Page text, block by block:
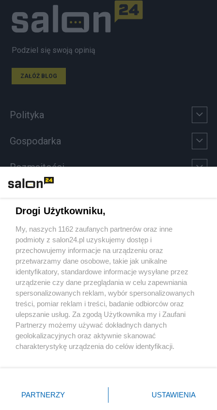
Podziel się swoją opinią
ZAŁÓŻ BLOG
Polityka
Gospodarka
Rozmaitości
Sport
Społeczeństwo
Kultura
X Facebook Instagram Youtube
Drogi Użytkowniku,
My, naszych 1162 zaufanych partnerów oraz inne
podmioty z salon24.pl uzyskujemy dostęp i
przechowujemy informacje na urządzeniu oraz
przetwarzamy dane osobowe, takie jak unikalne
identyfikatory, standardowe informacje wysyłane przez
urządzenie czy dane przeglądania w celu zapewniania
spersonalizowanych reklam, wybór spersonalizowanych
treści, pomiar reklam i treści, badanie odbiorców oraz
ulepszanie usług. Za zgodą Użytkownika my i Zaufani
Partnerzy możemy używać dokładnych danych
geolokalizacyjnych oraz aktywnie skanować
charakterystykę urządzenia do celów identyfikacji.
zmienić/wycofać klikając przycisk ustawień prywatności
znajdujący się w lewym dolnym rogu strony
PARTNERZY USTAWIENIA